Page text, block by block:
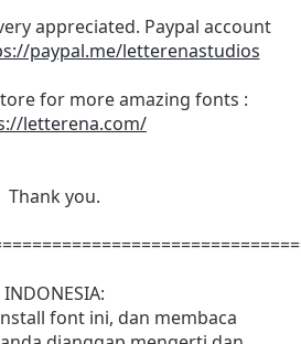
appreciated. Paypal account
paypal.me/letterenastudios
for more amazing fonts :
letterena.com/
Thank you.
INDONESIA:
font ini, dan membaca